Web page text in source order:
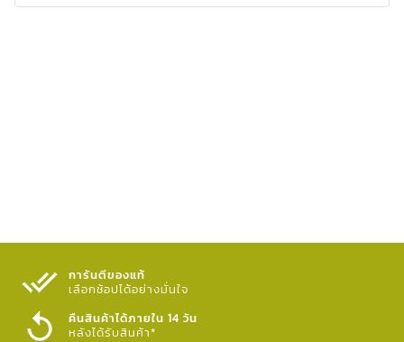
การันตีของแท้
เลือกช้อปได้อย่างมั่นใจ​
คืนสินค้าได้ภายใน 14 วัน
หลังได้รับสินค้า*